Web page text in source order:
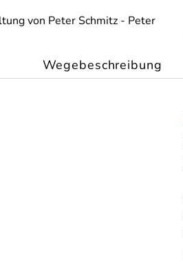
Wegebeschreibung